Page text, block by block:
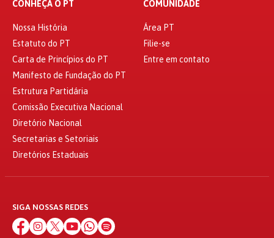
CONHEÇA O PT
Nossa História
Estatuto do PT
Carta de Princípios do PT
Manifesto de Fundação do PT
Estrutura Partidária
Comissão Executiva Nacional
Diretório Nacional
Secretarias e Setoriais
Diretórios Estaduais
COMUNIDADE
Área PT
Filie-se
Entre em contato
SIGA NOSSAS REDES